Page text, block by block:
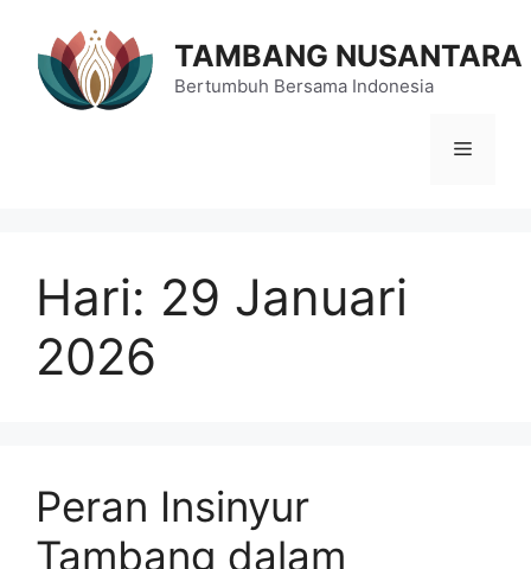
TAMBANG NUSANTARA
Bertumbuh Bersama Indonesia
Menu
Hari: 29 Januari
2026
Peran Insinyur
Tambang dalam